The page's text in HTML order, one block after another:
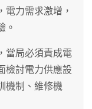
電力需求激增，
。
當局必須責成電
檢討電力供應設
機制、維修機